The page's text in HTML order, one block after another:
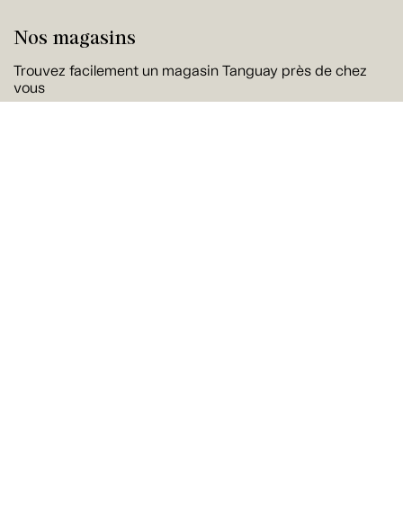
Nos magasins
Trouvez facilement un magasin Tanguay près de chez
vous